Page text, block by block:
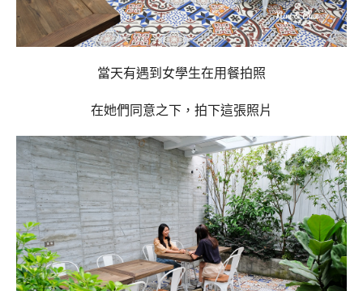
當天有遇到女學生在用餐拍照
在她們同意之下，拍下這張照片